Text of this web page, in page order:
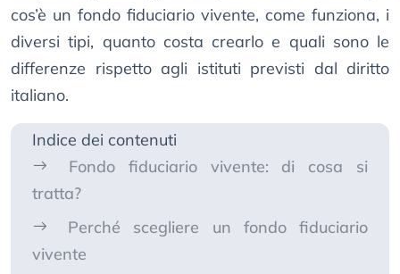
cos’è un fondo fiduciario vivente, come funziona, i
diversi tipi, quanto costa crearlo e quali sono le
differenze rispetto agli istituti previsti dal diritto
italiano.
Indice dei contenuti
Fondo fiduciario vivente: di cosa si
tratta?
Perché scegliere un fondo fiduciario
vivente